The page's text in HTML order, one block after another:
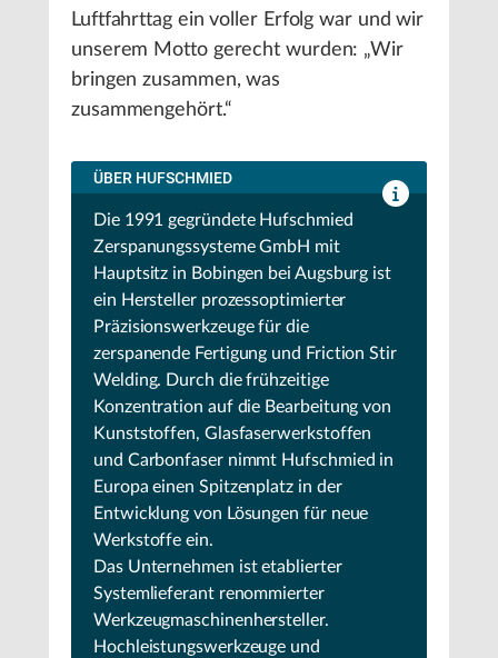
Luftfahrttag ein voller Erfolg war und wir
unserem Motto gerecht wurden: „Wir
bringen zusammen, was
zusammengehört.“
ÜBER HUFSCHMIED
Die 1991 gegründete Hufschmied
Zerspanungssysteme GmbH mit
Hauptsitz in Bobingen bei Augsburg ist
ein Hersteller prozessoptimierter
Präzisionswerkzeuge für die
zerspanende Fertigung und Friction Stir
Welding. Durch die frühzeitige
Konzentration auf die Bearbeitung von
Kunststoffen, Glasfaserwerkstoffen
und Carbonfaser nimmt Hufschmied in
Europa einen Spitzenplatz in der
Entwicklung von Lösungen für neue
Werkstoffe ein.
Das Unternehmen ist etablierter
Systemlieferant renommierter
Werkzeugmaschinenhersteller.
Hochleistungswerkzeuge und